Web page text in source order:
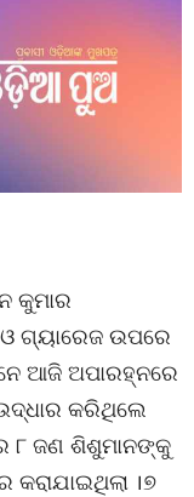
କୁମାର
ଗ୍ୟାରେଜ ଉପରେ
ଆଜି ଅପାରହ୍ନରେ
କରିଥିଲେ
୮ ଜଣ ଶିଶୁମାନଙ୍କୁ
।୭